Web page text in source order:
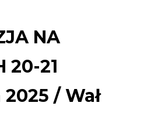
NA
MURACH
20-
21
czerwca
2025
NA
20-21
/ Wał